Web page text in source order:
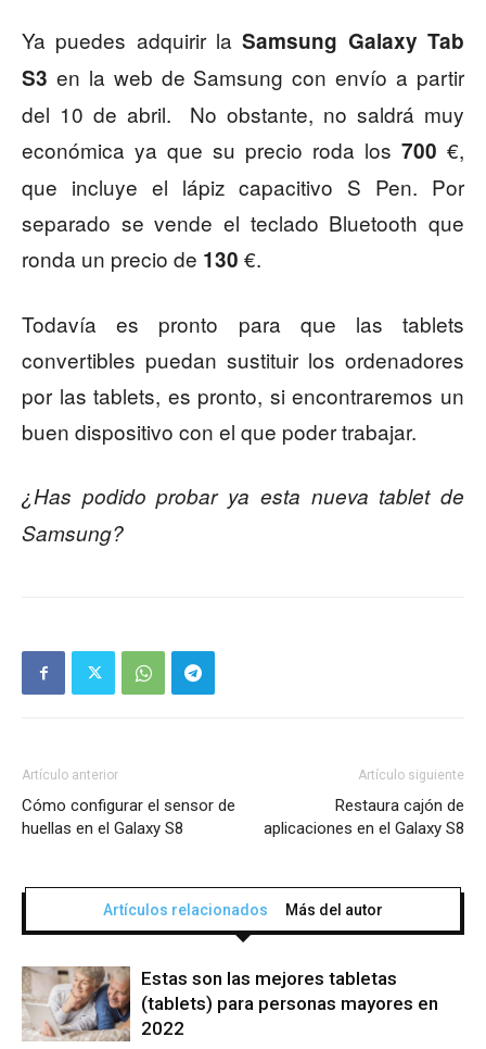
Ya puedes adquirir la Samsung Galaxy Tab
S3 en la web de Samsung con envío a partir
del 10 de abril. No obstante, no saldrá muy
económica ya que su precio roda los 700 €,
que incluye el lápiz capacitivo S Pen. Por
separado se vende el teclado Bluetooth que
ronda un precio de 130 €.
Todavía es pronto para que las tablets
convertibles puedan sustituir los ordenadores
por las tablets, es pronto, si encontraremos un
buen dispositivo con el que poder trabajar.
¿Has podido probar ya esta nueva tablet de
Samsung?
Artículo anterior
Cómo configurar el sensor de
huellas en el Galaxy S8
Artículo siguiente
Restaura cajón de
aplicaciones en el Galaxy S8
Artículos relacionados Más del autor
Estas son las mejores tabletas
(tablets) para personas mayores en
2022